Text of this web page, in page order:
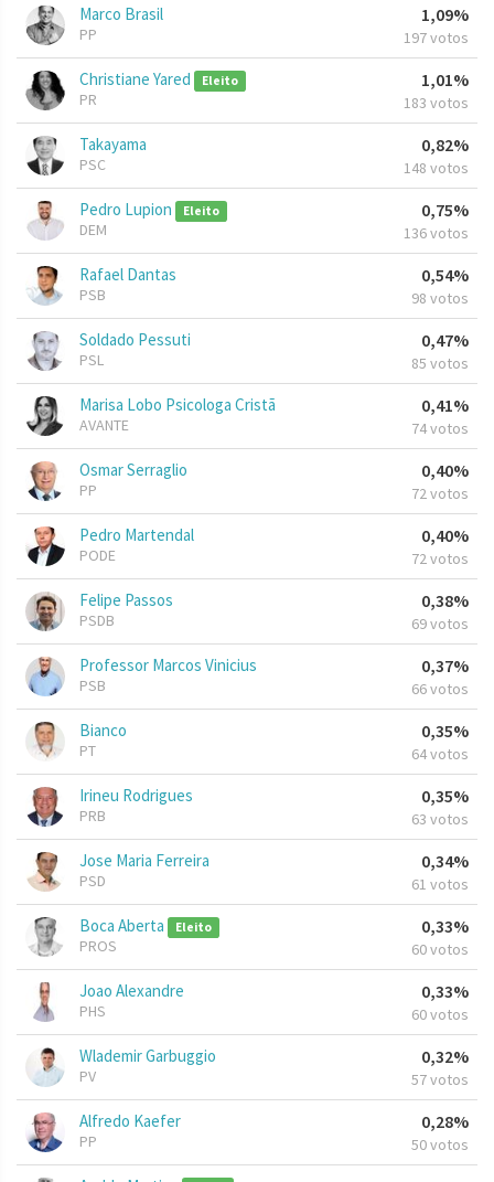
Marco Brasil
PP
1,09%
197 votos
Christiane Yared Eleito
PR
1,01%
183 votos
Takayama
PSC
0,82%
148 votos
Pedro Lupion Eleito
DEM
0,75%
136 votos
Rafael Dantas
PSB
0,54%
98 votos
Soldado Pessuti
PSL
0,47%
85 votos
Marisa Lobo Psicologa Cristã
AVANTE
0,41%
74 votos
Osmar Serraglio
PP
0,40%
72 votos
Pedro Martendal
PODE
0,40%
72 votos
Felipe Passos
PSDB
0,38%
69 votos
Professor Marcos Vinicius
PSB
0,37%
66 votos
Bianco
PT
0,35%
64 votos
Irineu Rodrigues
PRB
0,35%
63 votos
Jose Maria Ferreira
PSD
0,34%
61 votos
Boca Aberta Eleito
PROS
0,33%
60 votos
Joao Alexandre
PHS
0,33%
60 votos
Wlademir Garbuggio
PV
0,32%
57 votos
Alfredo Kaefer
PP
0,28%
50 votos